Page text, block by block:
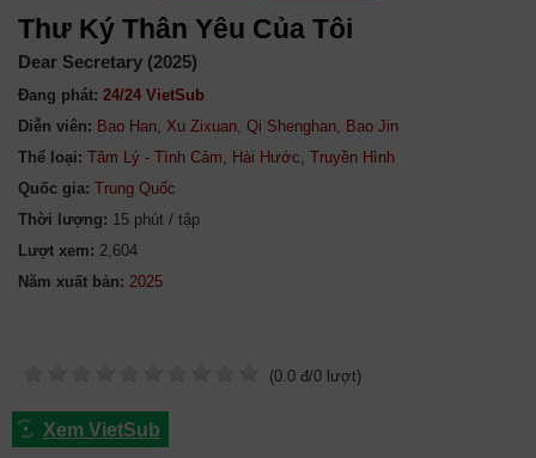
Thư Ký Thân Yêu Của Tôi
Dear Secretary (2025)
Đang phát: 24/24 VietSub
Diễn viên: Bao Han, Xu Zixuan, Qi Shenghan, Bao Jin
Thể loại: Tâm Lý - Tình Cảm, Hài Hước, Truyền Hình
Quốc gia: Trung Quốc
Thời lượng: 15 phút / tập
Lượt xem: 2,604
Năm xuất bản:
(0.0 đ/0 lượt)
Xem VietSub